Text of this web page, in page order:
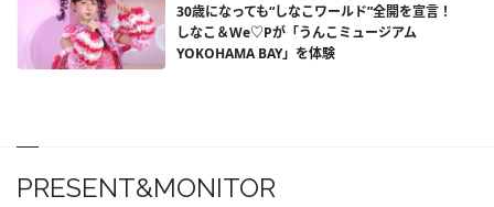
30歳になっても“しなこワールド”全開を宣言！
しなこ＆We♡Pが「うんこミュージアム
YOKOHAMA BAY」を体験
PRESENT&MONITOR